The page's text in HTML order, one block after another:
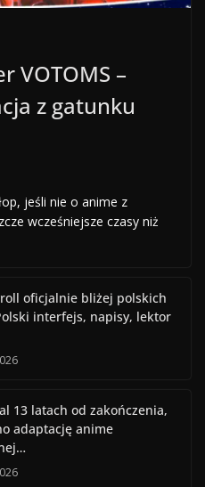
VOTOMS –
z gatunku
jeśli nie o anime z
wcześniejsze czasy niż
oficjalnie bliżej polskich
interfejs, napisy, lektor
13 latach od zakończenia,
adaptację anime